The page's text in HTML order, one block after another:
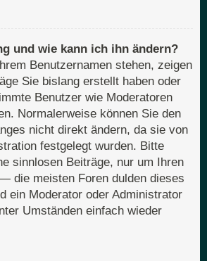
und wie kann ich ihn ändern?
Benutzernamen stehen, zeigen
Sie bislang erstellt haben oder
Benutzer wie Moderatoren
Normalerweise können Sie den
nicht direkt ändern, da sie von
festgelegt wurden. Bitte
sinnlosen Beiträge, nur um Ihren
die meisten Foren dulden dieses
ein Moderator oder Administrator
Umständen einfach wieder